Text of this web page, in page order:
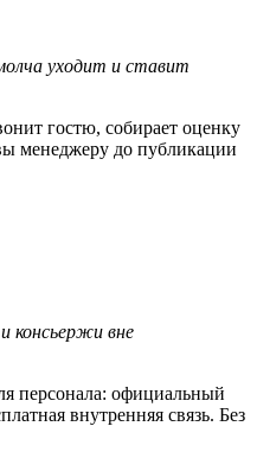
уходит и ставит
гостю, собирает оценку
менеджеру до публикации
консьержи вне
персонала: официальный
внутренняя связь. Без